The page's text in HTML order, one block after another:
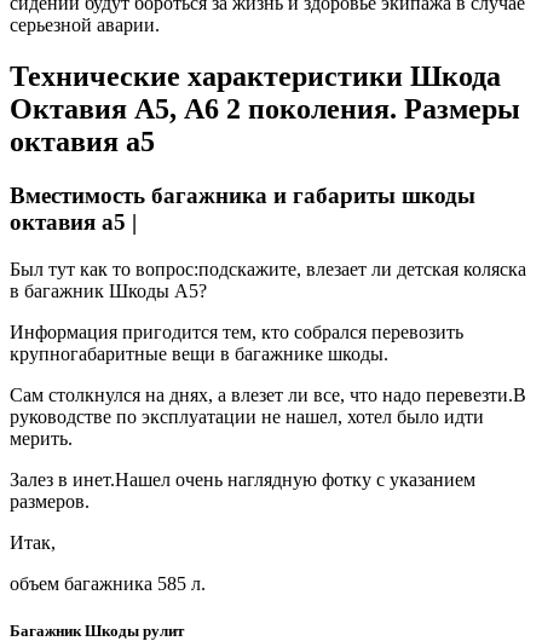
серьезной аварии.
Технические характеристики Шкода
Октавия А5, А6 2 поколения. Размеры
октавия а5
Вместимость багажника и габариты шкоды
октавия а5 |
Был тут как то вопрос:подскажите, влезает ли детская коляска
в багажник Шкоды А5?
Информация пригодится тем, кто собрался перевозить
крупногабаритные вещи в багажнике шкоды.
Сам столкнулся на днях, а влезет ли все, что надо перевезти.В
руководстве по эксплуатации не нашел, хотел было идти
мерить.
Залез в инет.Нашел очень наглядную фотку с указанием
размеров.
Итак,
объем багажника 585 л.
Багажник Шкоды рулит